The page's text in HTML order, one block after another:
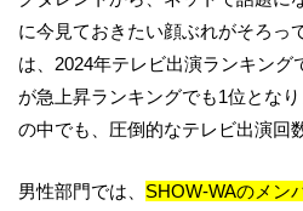
に今見ておきたい顔ぶれがそろっ
は、2024年テレビ出演ランキング
が急上昇ランキングでも1位とな
の中でも、圧倒的なテレビ出演回
男性部門では、 SHOW-WAのメン